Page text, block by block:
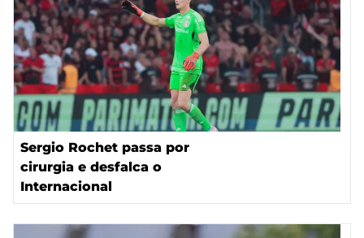
Sergio Rochet passa por
cirurgia e desfalca o
Internacional